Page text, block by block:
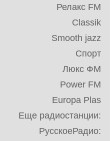
Релакс FM
Classik
Smooth jazz
Спорт
Люкс ФМ
Power FM
Europa Plas
Еще радиостанции:
РусскоеРадио: